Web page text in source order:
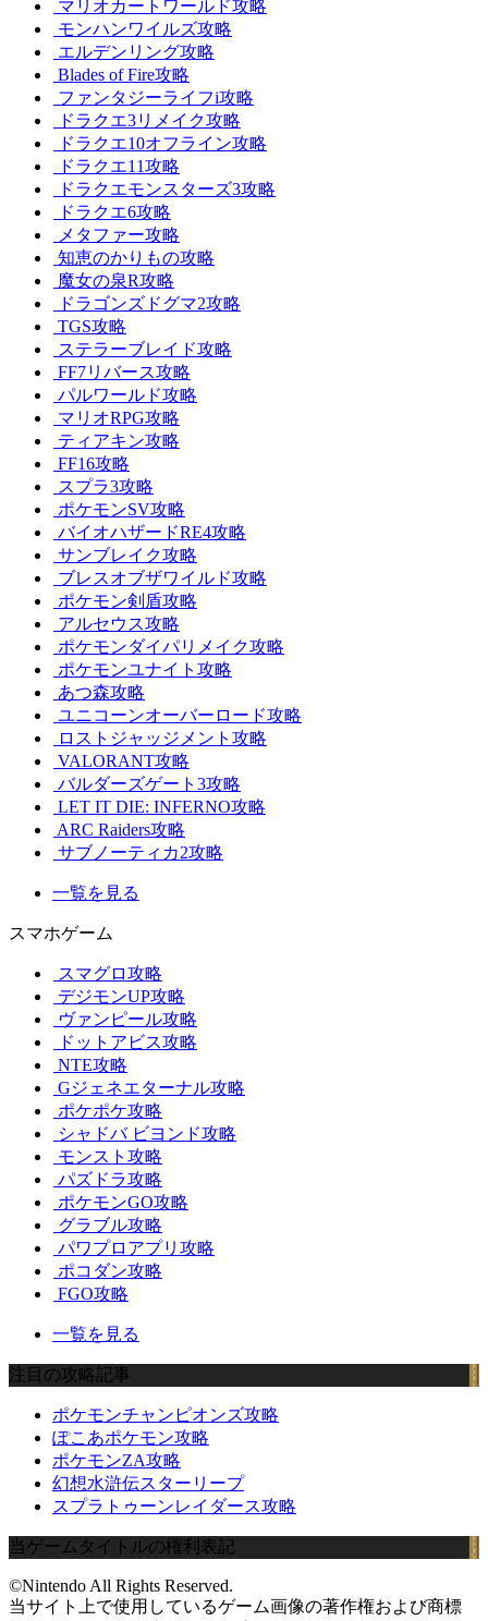
マリオカートワールド攻略
モンハンワイルズ攻略
エルデンリング攻略
Blades of Fire攻略
ファンタジーライフi攻略
ドラクエ3リメイク攻略
ドラクエ10オフライン攻略
ドラクエ11攻略
ドラクエモンスターズ3攻略
ドラクエ6攻略
メタファー攻略
知恵のかりもの攻略
魔女の泉R攻略
ドラゴンズドグマ2攻略
TGS攻略
ステラーブレイド攻略
FF7リバース攻略
パルワールド攻略
マリオRPG攻略
ティアキン攻略
FF16攻略
スプラ3攻略
ポケモンSV攻略
バイオハザードRE4攻略
サンブレイク攻略
ブレスオブザワイルド攻略
ポケモン剣盾攻略
アルセウス攻略
ポケモンダイパリメイク攻略
ポケモンユナイト攻略
あつ森攻略
ユニコーンオーバーロード攻略
ロストジャッジメント攻略
VALORANT攻略
バルダーズゲート3攻略
LET IT DIE: INFERNO攻略
ARC Raiders攻略
サブノーティカ2攻略
一覧を見る
スマホゲーム
スマグロ攻略
デジモンUP攻略
ヴァンピール攻略
ドットアビス攻略
NTE攻略
Gジェネエターナル攻略
ポケポケ攻略
シャドバ ビヨンド攻略
モンスト攻略
パズドラ攻略
ポケモンGO攻略
グラブル攻略
パワプロアプリ攻略
ポコダン攻略
FGO攻略
一覧を見る
注目の攻略記事
ポケモンチャンピオンズ攻略
ぽこあポケモン攻略
ポケモンZA攻略
幻想水滸伝スターリープ
スプラトゥーンレイダース攻略
当ゲームタイトルの権利表記
©Nintendo All Rights Reserved.
当サイト上で使用しているゲーム画像の著作権および商標